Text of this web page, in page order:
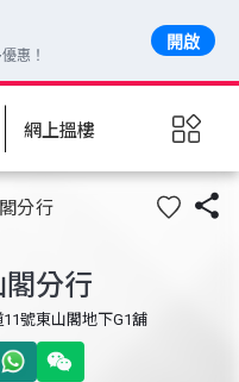
網上搵樓
分行 
分行
號東山閣地下G1舖
惠！
開啟